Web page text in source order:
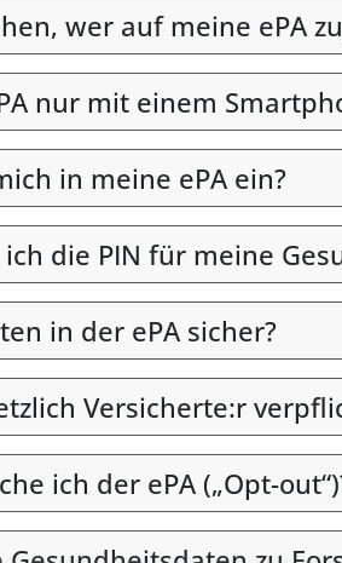
wer auf meine ePA
nur mit einem
in meine ePA ein?
die PIN für meine
in der ePA sicher?
Versicherte:r
ich der ePA („Opt-